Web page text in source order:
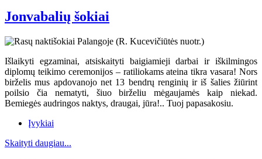
Jonvabalių šokiai
Išlaikyti egzaminai, atsiskaityti baigiamieji darbai ir iškilmingos
diplomų teikimo ceremonijos – ratiliokams ateina tikra vasara! Nors
birželis mus apdovanojo net 13 bendrų renginių ir iš šalies žiūrint
poilsio čia nematyti, šiuo birželiu mėgaujamės kaip niekad.
Bemiegės audringos naktys, draugai, jūra!.. Tuoj papasakosiu.
Įvykiai
Skaityti daugiau...